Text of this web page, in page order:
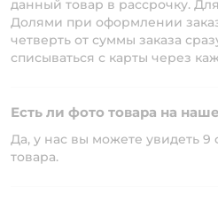
данный товар в рассрочку.
Долями при оформлении
четверть от суммы заказа
списываться с карты через
Есть ли фото товара на
Да, у нас вы можете увидеть 9
товара.